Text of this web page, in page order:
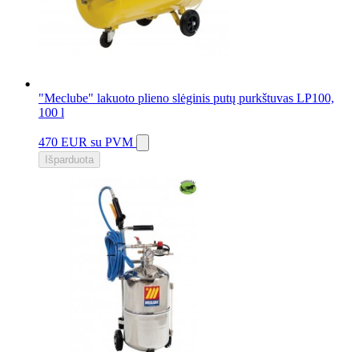
"Meclube" lakuoto plieno slėginis putų purkštuvas LP100,
100 l
470 EUR su PVM
Išparduota